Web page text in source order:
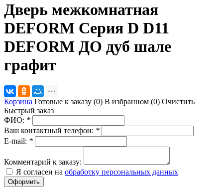
Дверь межкомнатная
DEFORM Серия D D11
DEFORM ДО дуб шале
графит
Корзина Готовые к заказу (0) В избранном (0) Очистить
Быстрый заказ
ФИО: *
Ваш контактный телефон: *
E-mail: *
Комментарий к заказу:
Я согласен на обработку персональных данных